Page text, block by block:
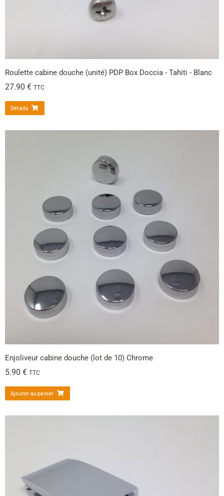
Roulette cabine douche (unité) PDP Box Doccia - Tahiti - Blanc
27.90 € TTC
Détails
Enjoliveur cabine douche (lot de 10) Chrome
5.90 € TTC
Ajouter au panier